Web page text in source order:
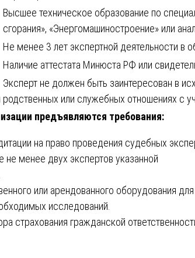
Высшее техническое образование по
сгорания», «Энергомашиностроение» или
Не менее 3 лет экспертной деятельности в
Наличие аттестата Минюста РФ или
Эксперт не должен быть заинтересован в
родственных или служебных отношениях с
предъявляются требования:
на право проведения судебных
не менее двух экспертов указанной
или арендованного оборудования для
исследований.
страхования гражданской